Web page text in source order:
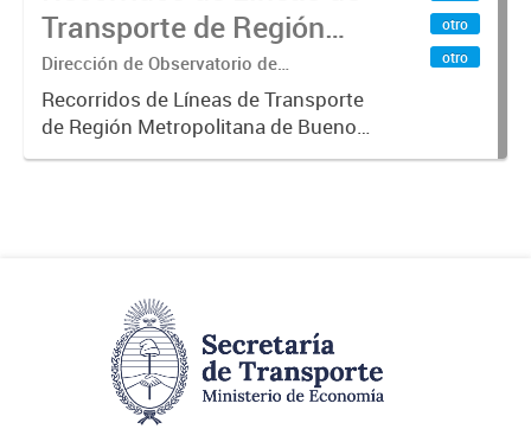
Transporte de Región
Metropolitana de
Buenos Aires (RMBA)
Dirección de Observatorio de
Transporte, Estudio y Sistemas
Recorridos de Líneas de Transporte
de Región Metropolitana de Buenos
Aires (RMBA).-
otro
otro